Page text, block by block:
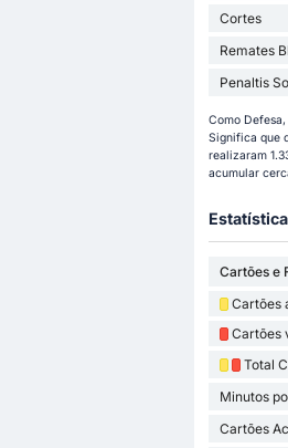
Cortes
Remates
Penaltis
Como
Significa que
realizaram
acumular
Cartões e
Cartões
Cartões
Total
Minutos
Cartões